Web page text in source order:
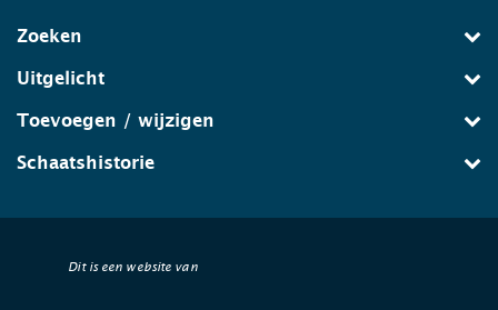
Zoeken
Uitgelicht
Toevoegen / wijzigen
Schaatshistorie
Dit is een website van